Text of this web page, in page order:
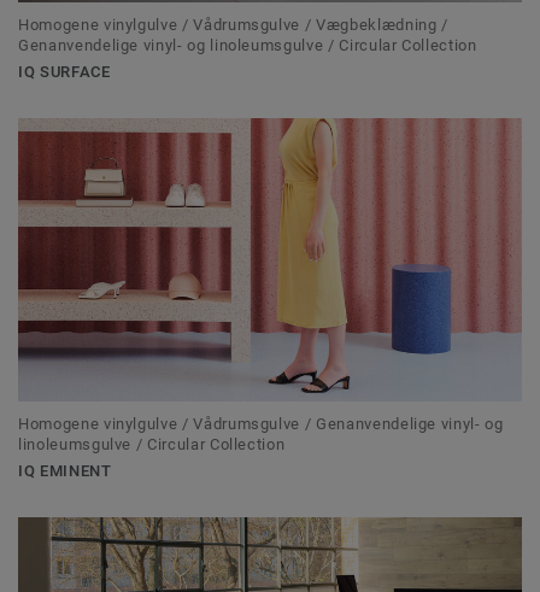
Homogene vinylgulve / Vådrumsgulve / Vægbeklædning /
Genanvendelige vinyl- og linoleumsgulve / Circular Collection
IQ SURFACE
Homogene vinylgulve / Vådrumsgulve / Genanvendelige vinyl- og
linoleumsgulve / Circular Collection
IQ EMINENT